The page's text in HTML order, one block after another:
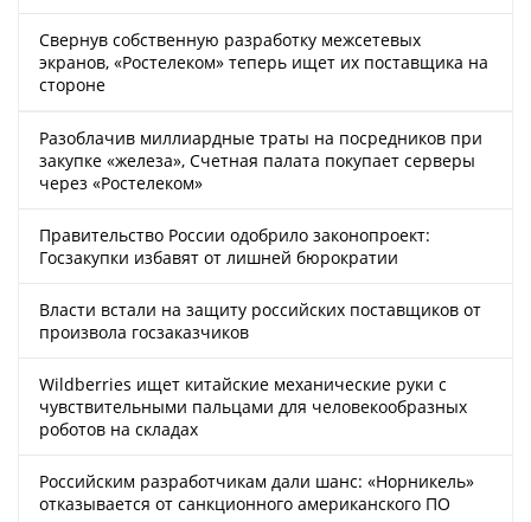
Свернув собственную разработку межсетевых
экранов, «Ростелеком» теперь ищет их поставщика на
стороне
Разоблачив миллиардные траты на посредников при
закупке «железа», Счетная палата покупает серверы
через «Ростелеком»
Правительство России одобрило законопроект:
Госзакупки избавят от лишней бюрократии
Власти встали на защиту российских поставщиков от
произвола госзаказчиков
Wildberries ищет китайские механические руки с
чувствительными пальцами для человекообразных
роботов на складах
Российским разработчикам дали шанс: «Норникель»
отказывается от санкционного американского ПО